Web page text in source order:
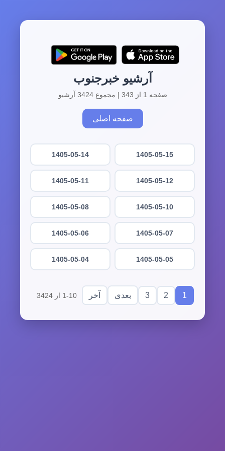
آرشیو خبرجنوب
صفحه 1 از 343 | مجموع 3424 آرشیو
صفحه اصلی
1405-05-15
1405-05-14
1405-05-12
1405-05-11
1405-05-10
1405-05-08
1405-05-07
1405-05-06
1405-05-05
1405-05-04
1
2
3 بعدی آخر 1-10 از 3424